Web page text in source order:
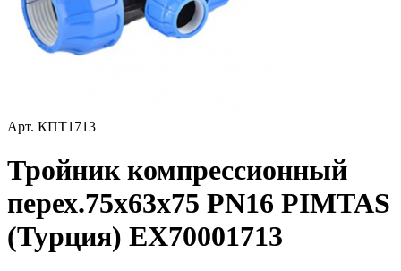
Арт. КПТ1713
Тройник компрессионный
перех.75х63х75 PN16 PIMTAS
(Турция) EX70001713